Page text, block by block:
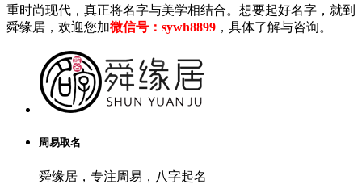
重时尚现代，真正将名字与美学相结合。想要起好名字，就到
舜缘居，欢迎您加微信号：sywh8899 ，具体了解与咨询。
周易取名
舜缘居，专注周易，八字起名